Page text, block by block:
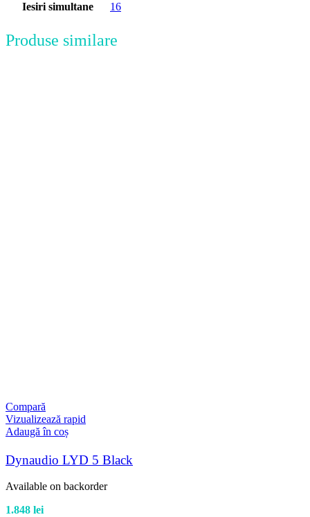
Iesiri simultane
16
Produse similare
Compară
Vizualizează rapid
Adaugă în coș
Dynaudio LYD 5 Black
Available on backorder
1.848 lei